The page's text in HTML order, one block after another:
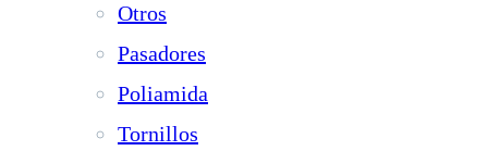
Otros
Pasadores
Poliamida
Tornillos